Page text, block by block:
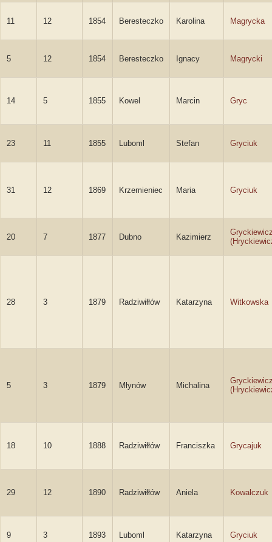
11 12 1854 Beresteczko Karolina Magrycka
5 12 1854 Beresteczko Ignacy Magrycki
14 5 1855 Kowel Marcin Gryc
23 11 1855 Luboml Stefan Gryciuk
31 12 1869 Krzemieniec Maria Gryciuk
20 7 1877 Dubno Kazimierz
28 3 1879 Radziwiłłów Katarzyna Witkowska
5 3 1879 Młynów Michalina
18 10 1888 Radziwiłłów Franciszka Grycajuk
29 12 1890 Radziwiłłów Aniela Kowalczuk
9 3 1893 Luboml Katarzyna Gryciuk